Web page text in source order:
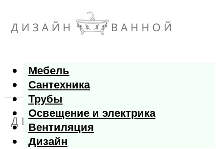
Мебель
Сантехника
Трубы
Освещение и электрика
Вентиляция
Дизайн